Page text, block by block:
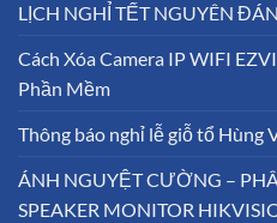
LỊCH NGHỈ TẾT NGUYÊN
Cách Xóa Camera IP WIFI
Phần Mềm
Thông báo nghỉ lễ giỗ tổ Hùng
ÁNH NGUYỆT CƯỜNG –
SPEAKER MONITOR